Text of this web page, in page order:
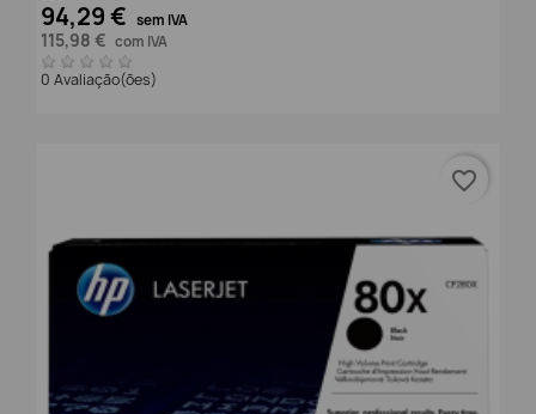
94,29 € sem IVA
115,98 € com IVA
0 Avaliação(ões)
favorite_border